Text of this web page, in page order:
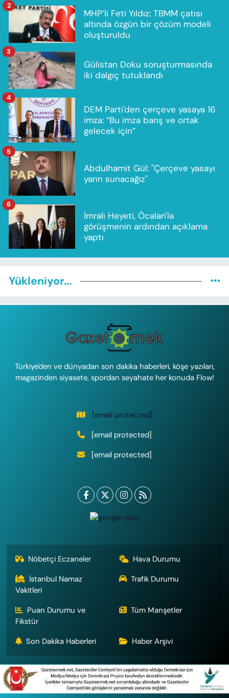
MHP’li Feti Yıldız: TBMM çatısı
altında özgün bir çözüm modeli
oluşturuldu
2
Gülistan Doku soruşturmasında
iki dalgıç tutuklandı
3
DEM Parti'den çerçeve yasaya 16
imza: “Bu imza barış ve ortak
gelecek için”
4
Abdulhamit Gül: "Çerçeve yasayı
yarın sunacağız"
5
İmralı Heyeti, Öcalan'la
görüşmenin ardından açıklama
yaptı
6
Yükleniyor...
Türkiye'den ve dünyadan son dakika haberleri, köşe yazıları,
magazinden siyasete, spordan seyahate her konuda Flow!
[email protected]
[email protected]
[email protected]
Nöbetçi Eczaneler
Hava Durumu
İstanbul Namaz
Vakitleri
Trafik Durumu
Puan Durumu ve
Fikstür
Tüm Manşetler
Son Dakika Haberleri Haber Arşivi